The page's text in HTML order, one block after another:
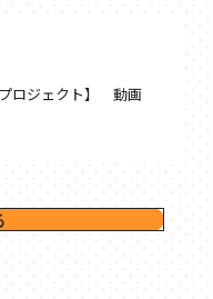
ロジェクト】 動画